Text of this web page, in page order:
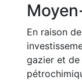
En raison
gazier et de